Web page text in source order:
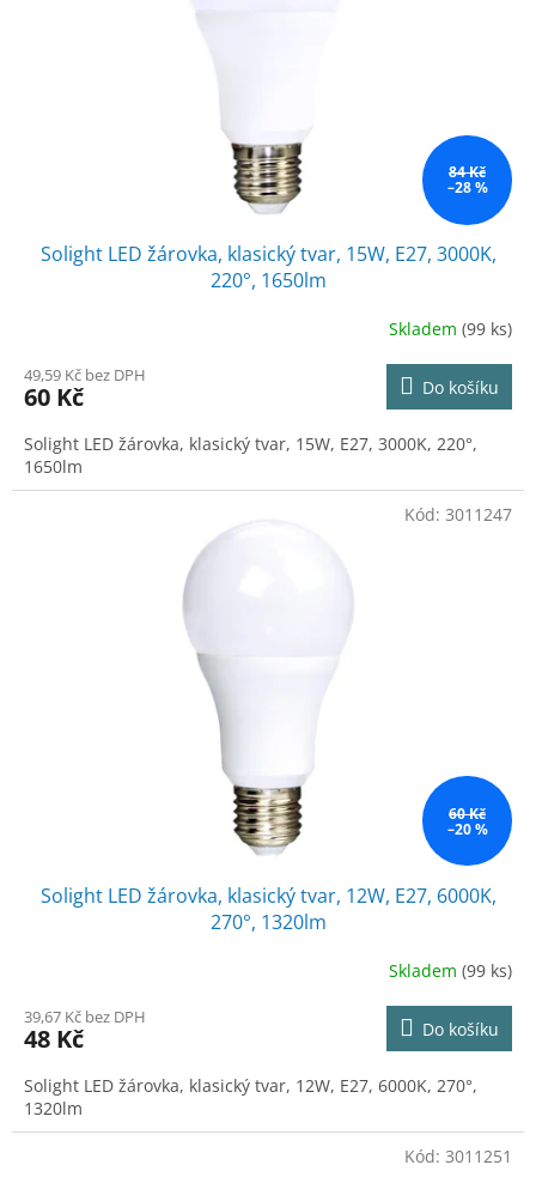
84 Kč
–28 %
Solight LED žárovka, klasický tvar, 15W, E27, 3000K,
220°, 1650lm
Skladem (99 ks)
49,59 Kč bez DPH
60 Kč Do košíku
Solight LED žárovka, klasický tvar, 15W, E27, 3000K, 220°,
1650lm
60 Kč
–20 %
Solight LED žárovka, klasický tvar, 12W, E27, 6000K,
270°, 1320lm
Skladem (99 ks)
39,67 Kč bez DPH
48 Kč Do košíku
Solight LED žárovka, klasický tvar, 12W, E27, 6000K, 270°,
1320lm
Kód: 3011247
Kód: 3011251